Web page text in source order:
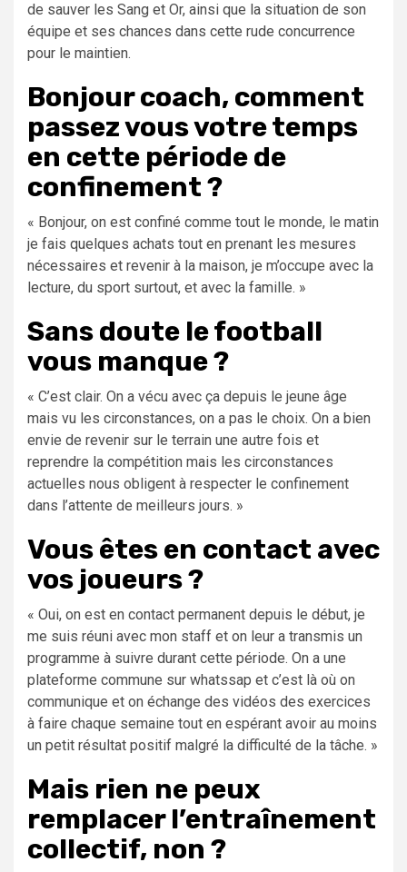
de sauver les Sang et Or, ainsi que la situation de son
équipe et ses chances dans cette rude concurrence
pour le maintien.
Bonjour coach, comment
passez vous votre temps
en cette période de
confinement ?
« Bonjour, on est confiné comme tout le monde, le matin
je fais quelques achats tout en prenant les mesures
nécessaires et revenir à la maison, je m’occupe avec la
lecture, du sport surtout, et avec la famille. »
Sans doute le football
vous manque ?
« C’est clair. On a vécu avec ça depuis le jeune âge
mais vu les circonstances, on a pas le choix. On a bien
envie de revenir sur le terrain une autre fois et
reprendre la compétition mais les circonstances
actuelles nous obligent à respecter le confinement
dans l’attente de meilleurs jours. »
Vous êtes en contact avec
vos joueurs ?
« Oui, on est en contact permanent depuis le début, je
me suis réuni avec mon staff et on leur a transmis un
programme à suivre durant cette période. On a une
plateforme commune sur whatssap et c’est là où on
communique et on échange des vidéos des exercices
à faire chaque semaine tout en espérant avoir au moins
un petit résultat positif malgré la difficulté de la tâche. »
Mais rien ne peux
remplacer l’entraînement
collectif, non ?